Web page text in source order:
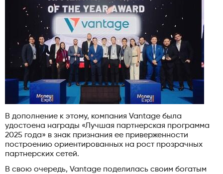
В дополнение к этому, компания Vantage была
удостоена награды «Лучшая партнерская программа
2025 года» в знак признания ее приверженности
построению ориентированных на рост прозрачных
партнерских сетей.
В свою очередь, Vantage поделилась своим богатым